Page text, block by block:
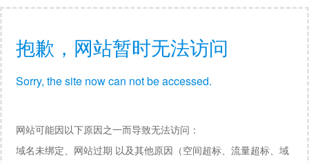
抱歉，网站暂时无法访问
Sorry, the site now can not be accessed.
网站可能因以下原因之一而导致无法访问：
域名未绑定、网站过期 以及其他原因（空间超标、流量超标、域